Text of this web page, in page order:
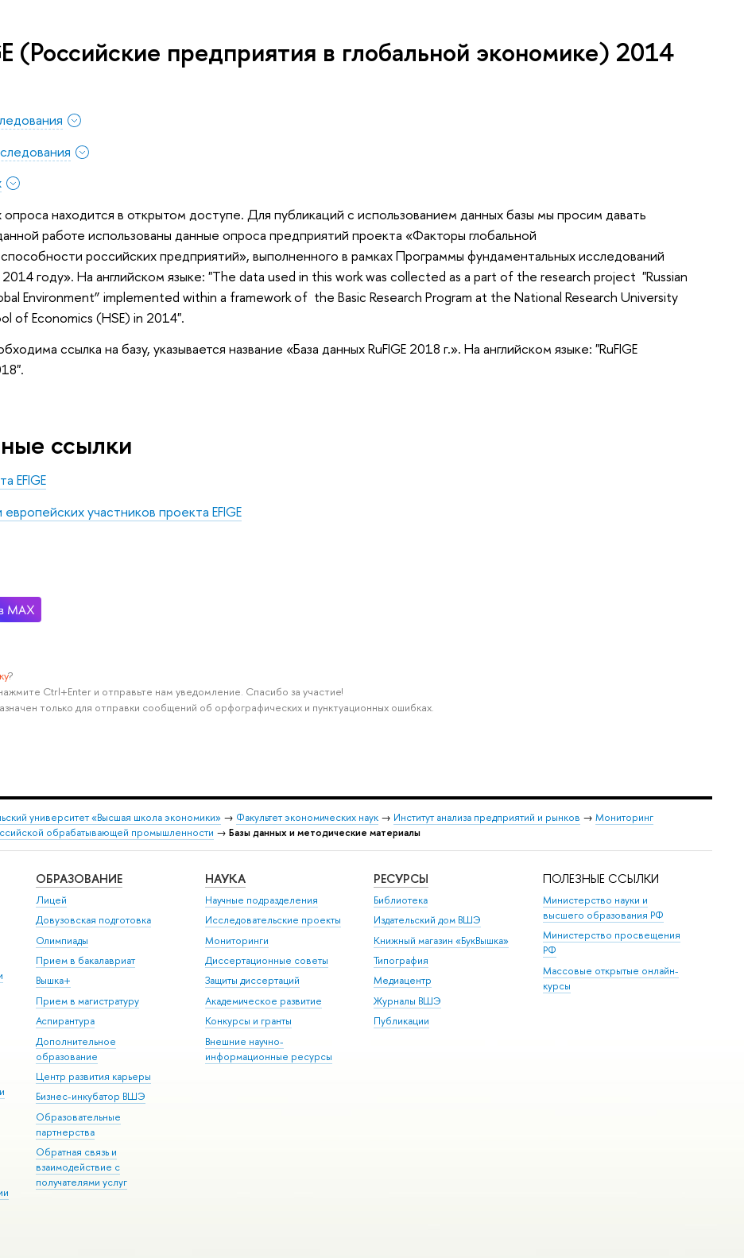
(Российские предприятия в глобальной экономике) 2014
опроса находится в открытом доступе. Для публикаций с использованием данных базы мы просим давать
работе использованы данные опроса предприятий проекта «Факторы глобальной
российских предприятий», выполненного в рамках Программы фундаментальных исследований
году». На английском языке: "The data used in this work was collected as a part of the research project "Russian
Environment” implemented within a framework of the Basic Research Program at the National Research University
of Economics (HSE) in 2014".
ссылка на базу, указывается название «База данных RuFIGE 2018 г.». На английском языке: "RuFIGE
ссылки
EFIGE
участников проекта EFIGE
?
Ctrl+Enter и отправьте нам уведомление. Спасибо за участие!
только для отправки сообщений об орфографических и пунктуационных ошибках.
университет «Высшая школа экономики» → Факультет экономических наук → Институт анализа предприятий и рынков → Мониторинг
обрабатывающей промышленности → Базы данных и методические материалы
ОБРАЗОВАНИЕ
Лицей
Довузовская подготовка
Олимпиады
Прием в бакалавриат
Вышка+
Прием в магистратуру
Аспирантура
Дополнительное
образование
Центр развития карьеры
Бизнес-инкубатор ВШЭ
Образовательные
партнерства
Обратная связь и
взаимодействие с
получателями услуг
НАУКА
Научные подразделения
Исследовательские проекты
Мониторинги
Диссертационные советы
Защиты диссертаций
Академическое развитие
Конкурсы и гранты
Внешние научно-
информационные ресурсы
РЕСУРСЫ
Библиотека
Издательский дом ВШЭ
Книжный магазин «БукВышка»
Типография
Медиацентр
Журналы ВШЭ
Публикации
ПОЛЕЗНЫЕ ССЫЛКИ
Министерство науки и
высшего образования РФ
Министерство просвещения
РФ
Массовые открытые онлайн-
курсы